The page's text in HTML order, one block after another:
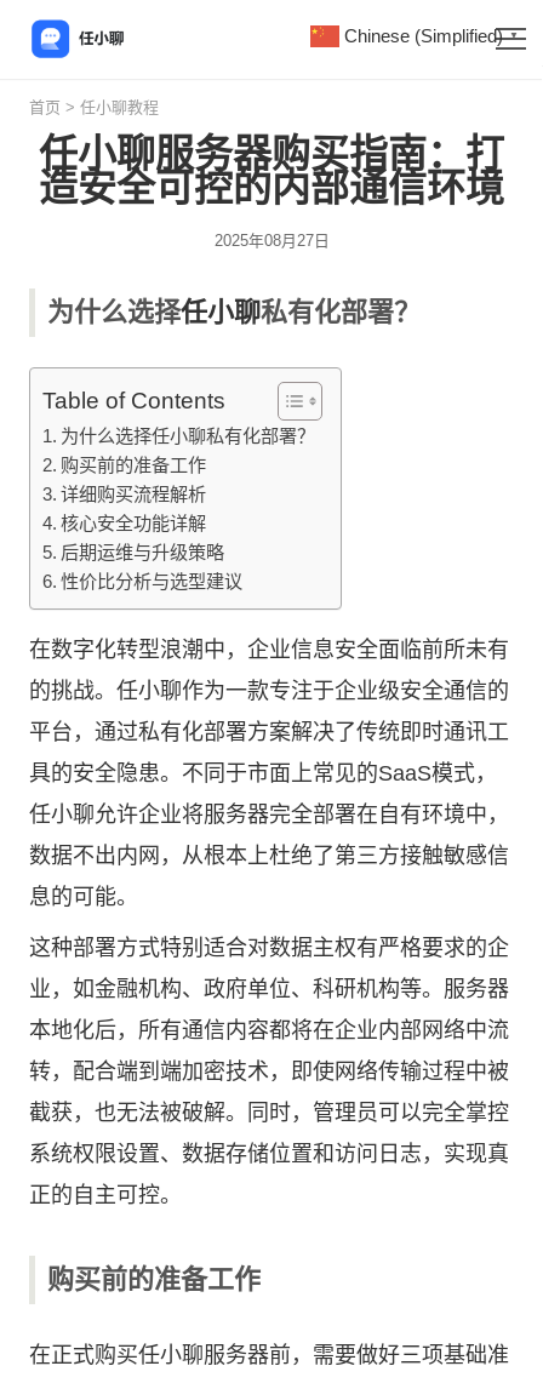
首页 > 任小聊教程
任小聊服务器购买指南：打
造安全可控的内部通信环境
2025年08月27日
为什么选择任小聊私有化部署？
Table of Contents
为什么选择任小聊私有化部署？
购买前的准备工作
详细购买流程解析
核心安全功能详解
后期运维与升级策略
性价比分析与选型建议
在数字化转型浪潮中，企业信息安全面临前所未有
的挑战。任小聊作为一款专注于企业级安全通信的
平台，通过私有化部署方案解决了传统即时通讯工
具的安全隐患。不同于市面上常见的SaaS模式，
任小聊允许企业将服务器完全部署在自有环境中，
数据不出内网，从根本上杜绝了第三方接触敏感信
息的可能。
这种部署方式特别适合对数据主权有严格要求的企
业，如金融机构、政府单位、科研机构等。服务器
本地化后，所有通信内容都将在企业内部网络中流
转，配合端到端加密技术，即使网络传输过程中被
截获，也无法被破解。同时，管理员可以完全掌控
系统权限设置、数据存储位置和访问日志，实现真
正的自主可控。
购买前的准备工作
在正式购买任小聊服务器前，需要做好三项基础准
Chinese (Simplified) ▼